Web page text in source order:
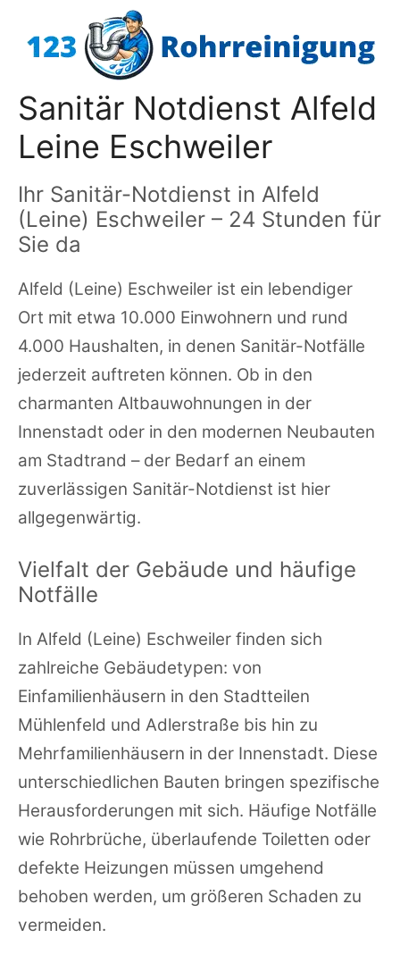
Inhalt
Sanitär Notdienst Alfeld
Leine Eschweiler
Ihr Sanitär-Notdienst in Alfeld
(Leine) Eschweiler – 24 Stunden für
Sie da
Alfeld (Leine) Eschweiler ist ein lebendiger
Ort mit etwa 10.000 Einwohnern und rund
4.000 Haushalten, in denen Sanitär-Notfälle
jederzeit auftreten können. Ob in den
charmanten Altbauwohnungen in der
Innenstadt oder in den modernen Neubauten
am Stadtrand – der Bedarf an einem
zuverlässigen Sanitär-Notdienst ist hier
allgegenwärtig.
Vielfalt der Gebäude und häufige
Notfälle
In Alfeld (Leine) Eschweiler finden sich
zahlreiche Gebäudetypen: von
Einfamilienhäusern in den Stadtteilen
Mühlenfeld und Adlerstraße bis hin zu
Mehrfamilienhäusern in der Innenstadt. Diese
unterschiedlichen Bauten bringen spezifische
Herausforderungen mit sich. Häufige Notfälle
wie Rohrbrüche, überlaufende Toiletten oder
defekte Heizungen müssen umgehend
behoben werden, um größeren Schaden zu
vermeiden.